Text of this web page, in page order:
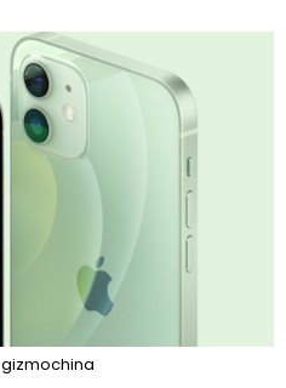
gizmochina